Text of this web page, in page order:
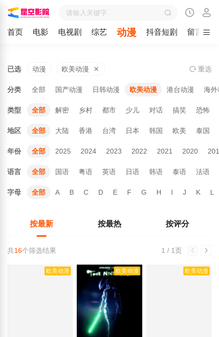
首页 电影 电视剧 综艺 动漫 抖音短剧 留言
已选 动漫 欧美动漫 重选
分类 全部 国产动漫 日韩动漫 欧美动漫 港台动漫 海外
类型 全部 解密 乡村 都市 少儿 对话 搞笑 恐怖
地区 全部 大陆 香港 台湾 日本 韩国 欧美 泰国
年份 全部 2025 2024 2023 2022 2021 2020
语言 全部 国语 粤语 英语 日语 韩语 泰语 法语
字母 全部 A B C D E F G H I J K L
按最新 按最热 按评分
1 / 1页
共16个筛选结果
欧美动漫 欧美动漫 欧美动漫